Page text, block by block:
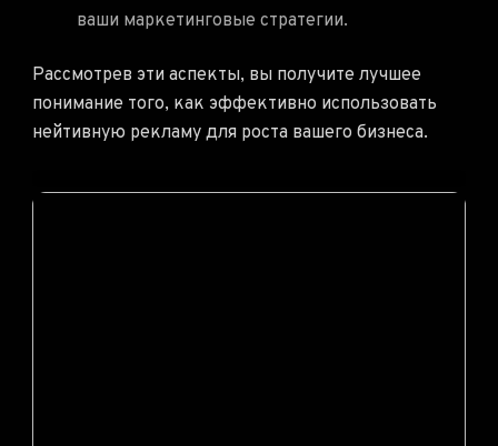
ваши маркетинговые стратегии.
Рассмотрев эти аспекты, вы получите лучшее
понимание того, как эффективно использовать
нейтивную рекламу для роста вашего бизнеса.